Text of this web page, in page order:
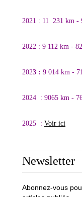
2021 : 11 231 km -
2022 : 9 112 km -
2023 : 9 014 km -
2024 : 9065 km -
2025 : Voir ici
Newsletter
Abonnez-vous